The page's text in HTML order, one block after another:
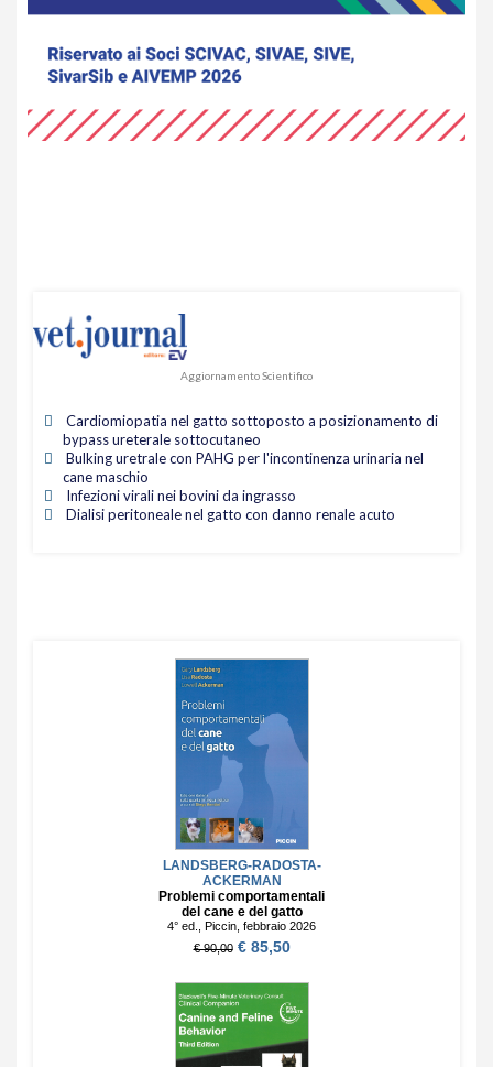
Aggiornamento Scientifico
Cardiomiopatia nel gatto sottoposto a posizionamento di
bypass ureterale sottocutaneo
Bulking uretrale con PAHG per l'incontinenza urinaria nel
cane maschio
Infezioni virali nei bovini da ingrasso
Dialisi peritoneale nel gatto con danno renale acuto